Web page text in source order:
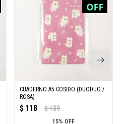
CUADERNO A5 COSIDO (DUODUO /
ROSA)
$ 118 $ 139
15% OFF